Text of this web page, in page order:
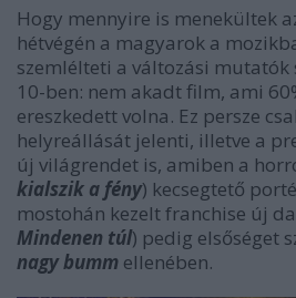
Hogy mennyire is menekültek
hétvégén a magyarok a
szemlélteti a változási
10-ben: nem akadt film, ami
ereszkedett volna. Ez persze
helyreállását jelenti, illetve a
új világrendet is, amiben a
kialszik a fény) kecsegtető
mostohán kezelt franchise új
Mindenen túl) pedig elsőséget
nagy bumm ellenében.